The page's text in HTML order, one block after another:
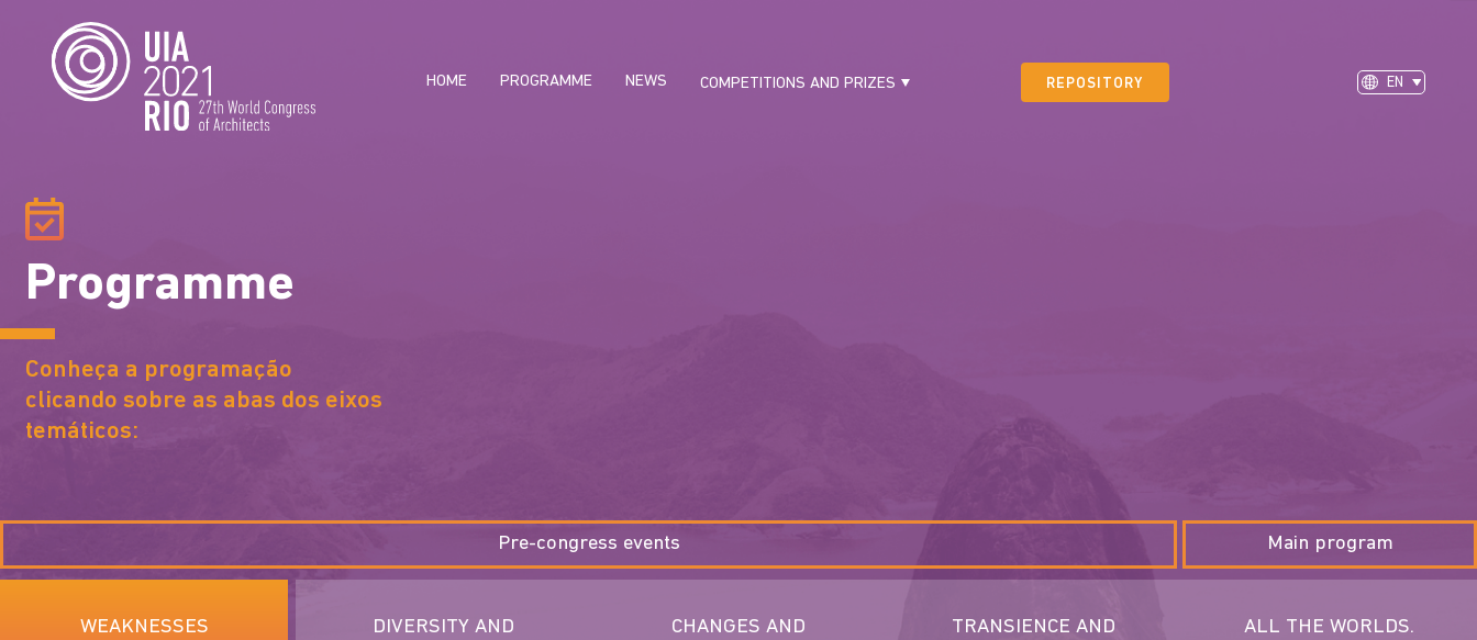
HOME PROGRAMME NEWS COMPETITIONS AND PRIZES REPOSITORY EN
Programme
Conheça a programação
clicando sobre as abas dos eixos
temáticos:
Pre-congress events Main program
WEAKNESSES
DIVERSITY AND
CHANGES AND
TRANSIENCE AND
ALL THE WORLDS.